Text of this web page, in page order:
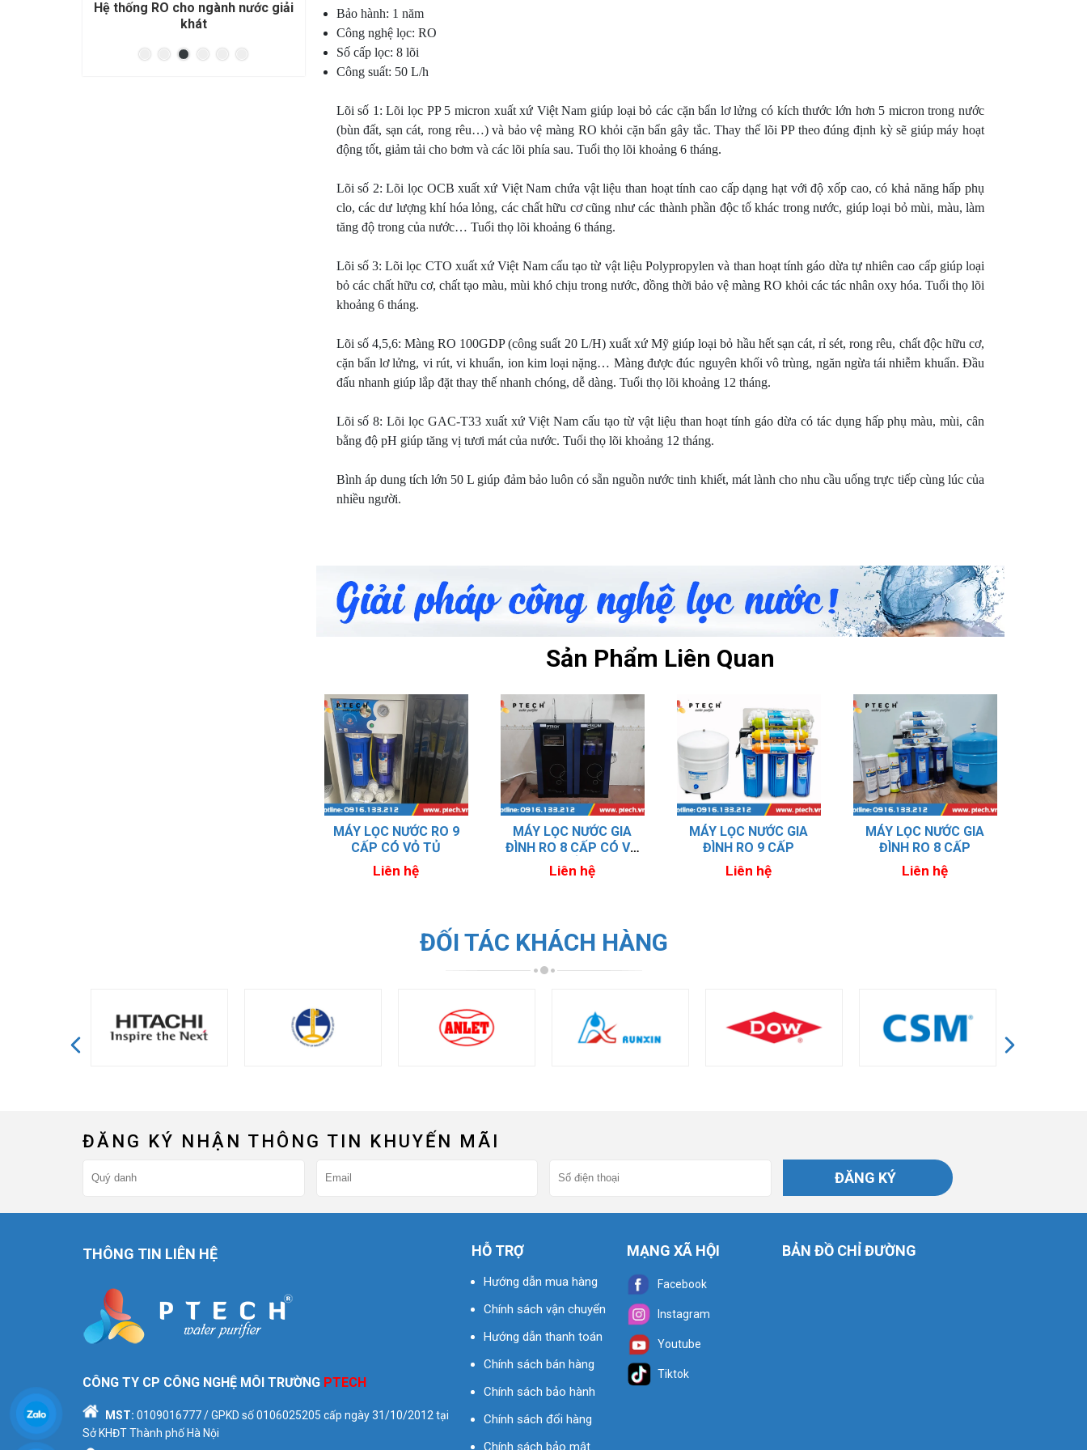
Bảo hành: 1 năm
Công nghệ lọc: RO
Số cấp lọc: 8 lõi
Công suất: 50 L/h
Lõi số 1: Lõi lọc PP 5 micron xuất xứ Việt Nam giúp loại bỏ các cặn bẩn lơ lửng có kích thước lớn hơn 5 micron trong nước
(bùn đất, sạn cát, rong rêu…) và bảo vệ màng RO khỏi cặn bẩn gây tắc. Thay thế lõi PP theo đúng định kỳ sẽ giúp máy hoạt
động tốt, giảm tải cho bơm và các lõi phía sau. Tuổi thọ lõi khoảng 6 tháng.
Lõi số 2: Lõi lọc OCB xuất xứ Việt Nam chứa vật liệu than hoạt tính cao cấp dạng hạt với độ xốp cao, có khả năng hấp phụ
clo, các dư lượng khí hóa lỏng, các chất hữu cơ cũng như các thành phần độc tố khác trong nước, giúp loại bỏ mùi, màu, làm
tăng độ trong của nước… Tuổi thọ lõi khoảng 6 tháng.
Lõi số 3: Lõi lọc CTO xuất xứ Việt Nam cấu tạo từ vật liệu Polypropylen và than hoạt tính gáo dừa tự nhiên cao cấp giúp loại
bỏ các chất hữu cơ, chất tạo màu, mùi khó chịu trong nước, đồng thời bảo vệ màng RO khỏi các tác nhân oxy hóa. Tuổi thọ lõi
khoảng 6 tháng.
Lõi số 4,5,6: Màng RO 100GDP (công suất 20 L/H) xuất xứ Mỹ giúp loại bỏ hầu hết sạn cát, rỉ sét, rong rêu, chất độc hữu cơ,
cặn bẩn lơ lửng, vi rút, vi khuẩn, ion kim loại nặng… Màng được đúc nguyên khối vô trùng, ngăn ngừa tái nhiễm khuẩn. Đầu
đấu nhanh giúp lắp đặt thay thế nhanh chóng, dễ dàng. Tuổi thọ lõi khoảng 12 tháng.
Lõi số 8: Lõi lọc GAC-T33 xuất xứ Việt Nam cấu tạo từ vật liệu than hoạt tính gáo dừa có tác dụng hấp phụ màu, mùi, cân
bằng độ pH giúp tăng vị tươi mát của nước. Tuổi thọ lõi khoảng 12 tháng.
Bình áp dung tích lớn 50 L giúp đảm bảo luôn có sẵn nguồn nước tinh khiết, mát lành cho nhu cầu uống trực tiếp cùng lúc của
nhiều người.
Sản Phẩm Liên Quan
MÁY LỌC NƯỚC RO 9
CẤP CÓ VỎ TỦ
Liên hệ
MÁY LỌC NƯỚC GIA
ĐÌNH RO 8 CẤP CÓ VỎ
TỦ
Liên hệ
MÁY LỌC NƯỚC GIA
ĐÌNH RO 9 CẤP
Liên hệ
MÁY LỌC NƯỚC GIA
ĐÌNH RO 8 CẤP
Liên hệ
Hệ thống RO cho đóng bình đóng
chai
Hệ thống RO cho ngành thực
ĐỐI TÁC KHÁCH HÀNG
ĐĂNG KÝ NHẬN THÔNG TIN KHUYẾN MÃI
ĐĂNG KÝ
THÔNG TIN LIÊN HỆ
CÔNG TY CP CÔNG NGHỆ MÔI TRƯỜNG PTECH
MST: 0109016777/ GPKD số0106025205 cấp ngày 31/10/2012 tại
Sở KHĐT Thành phố Hà Nội
HỖ TRỢ
Hướng dẫn mua hàng
Chính sách vận chuyển
Hướng dẫn thanh toán
Chính sách bán hàng
Chính sách bảo hành
Chính sách đổi hàng
Chính sách bảo mật
MẠNG XÃ HỘI
Facebook
Instagram
Youtube
Tiktok
BẢN ĐỒ CHỈ ĐƯỜNG